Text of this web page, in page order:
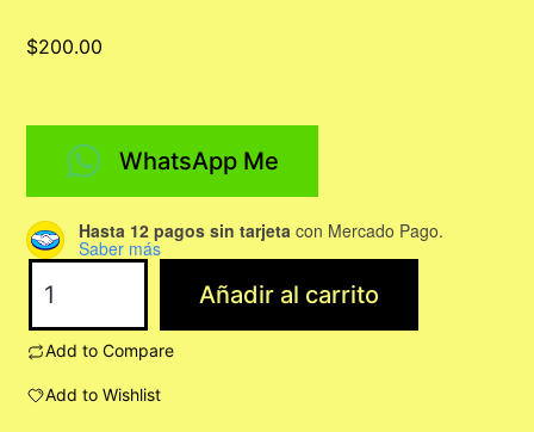
$200.00
WhatsApp Me
Hasta 12 pagos sin tarjeta con Mercado Pago.
Saber más
DE
CERA
QUICK
Añadir al carrito
Add to Compare
Add to Wishlist